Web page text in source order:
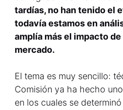
tardías, no han tenido el
todavía estamos en
amplía más el impacto de
mercado.
El tema es muy sencillo:
Comisión ya ha hecho
en los cuales se